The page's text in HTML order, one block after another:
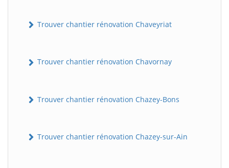
Trouver chantier rénovation Chaveyriat
Trouver chantier rénovation Chavornay
Trouver chantier rénovation Chazey-Bons
Trouver chantier rénovation Chazey-sur-Ain